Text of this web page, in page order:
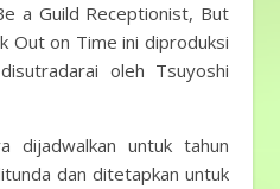
a Guild Receptionist, But
Out on Time ini diproduksi
oleh Tsuyoshi
dijadwalkan untuk tahun
dan ditetapkan untuk